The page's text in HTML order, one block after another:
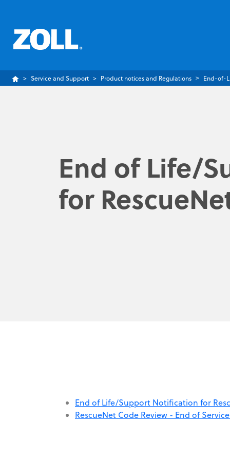
Service and Support Product notices and Regulations End-of-
End of Life/
for
End of Life/Support Notification for
RescueNet Code Review - End of